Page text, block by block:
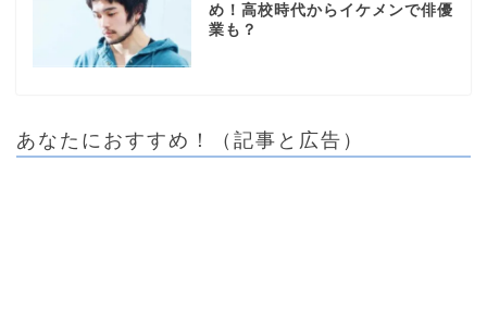
め！高校時代からイケメンで俳優
業も？
あなたにおすすめ！（記事と広告）